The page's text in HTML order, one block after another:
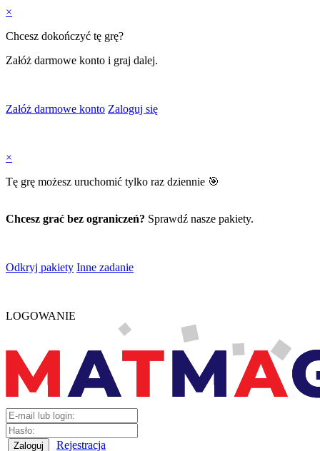
×
Chcesz dokończyć tę grę?
Załóż darmowe konto i graj dalej.
Załóż darmowe konto Zaloguj się
×
Tę grę możesz uruchomić tylko raz dziennie 🎯
Chcesz grać bez ograniczeń? Sprawdź nasze pakiety.
Odkryj pakiety Inne zadanie
LOGOWANIE
Rejestracja